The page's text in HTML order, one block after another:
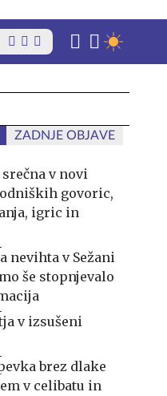
ZADNJE OBJAVE
v novi
govoric,
igric in
nevihta v Sežani
še stopnjevalo
v izsušeni
brez dlake
v celibatu in